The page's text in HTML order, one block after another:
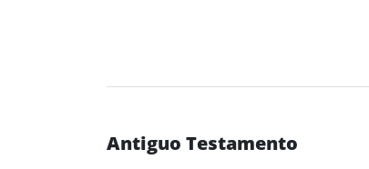
Antiguo Testamento